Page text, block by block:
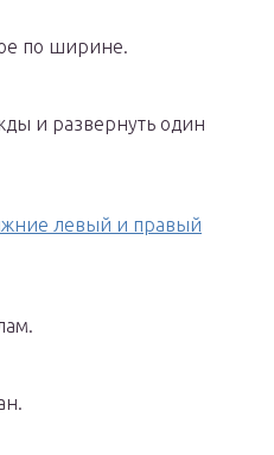
по ширине.
и развернуть один
левый и правый